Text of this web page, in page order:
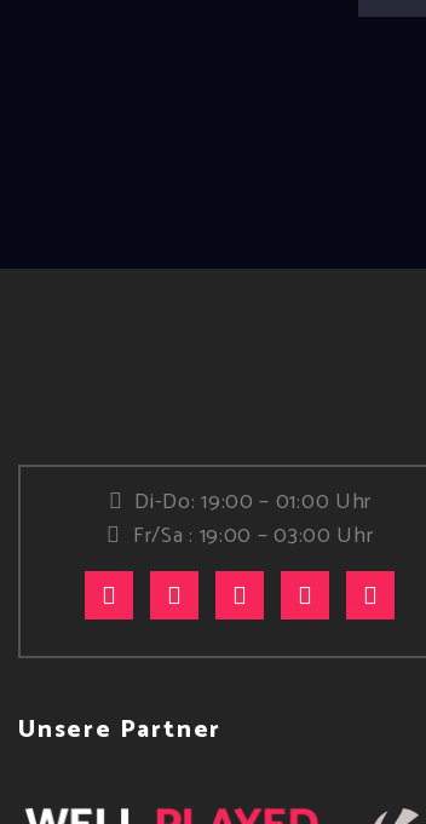
Di-Do: 19:00 – 01:00 Uhr
Fr/Sa : 19:00 – 03:00 Uhr
Unsere Partner